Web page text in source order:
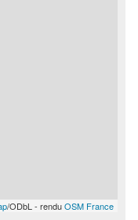
/ODbL - renduOSM France